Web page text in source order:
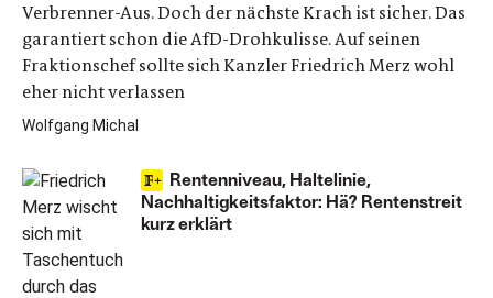
Verbrenner-Aus. Doch der nächste Krach ist sicher. Das
garantiert schon die AfD-Drohkulisse. Auf seinen
Fraktionschef sollte sich Kanzler Friedrich Merz wohl
eher nicht verlassen
Wolfgang Michal
Rentenniveau, Haltelinie,
Nachhaltigkeitsfaktor: Hä? Rentenstreit
kurz erklärt